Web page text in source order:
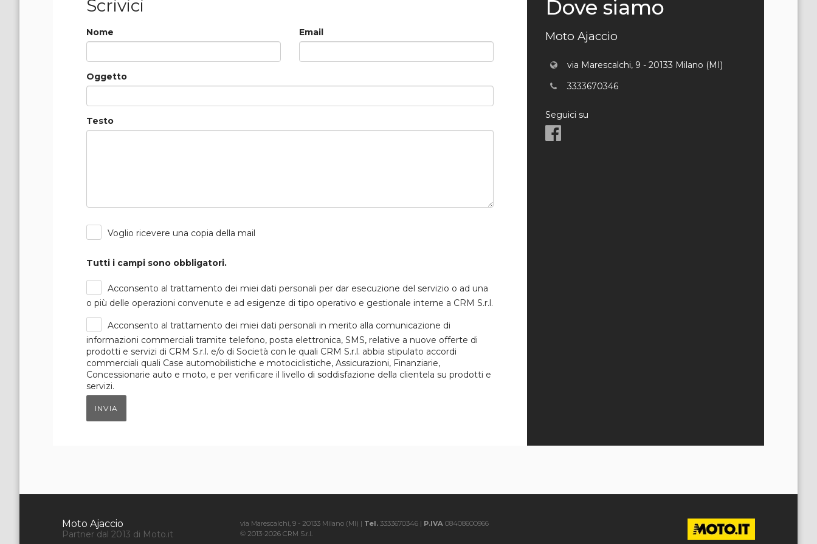
Scrivici
Nome Email
Oggetto
Testo
Voglio ricevere una copia della mail
Tutti i campi sono obbligatori.
Acconsento al trattamento dei miei dati personali per dar esecuzione del servizio o ad una
o più delle operazioni convenute e ad esigenze di tipo operativo e gestionale interne a CRM S.r.l.
Acconsento al trattamento dei miei dati personali in merito alla comunicazione di
informazioni commerciali tramite telefono, posta elettronica, SMS, relative a nuove offerte di
prodotti e servizi di CRM S.r.l. e/o di Società con le quali CRM S.r.l. abbia stipulato accordi
commerciali quali Case automobilistiche e motociclistiche, Assicurazioni, Finanziarie,
Concessionarie auto e moto, e per verificare il livello di soddisfazione della clientela su prodotti e
servizi.
INVIA
Dove siamo
Moto Ajaccio
via Marescalchi, 9 - 20133 Milano (MI)
3333670346
Seguici su
Moto Ajaccio
Partner dal 2013 di Moto.it
via Marescalchi, 9 - 20133 Milano (MI) | Tel.3333670346 | P.IVA08408600966
© 2013-2026 CRM S.r.l.